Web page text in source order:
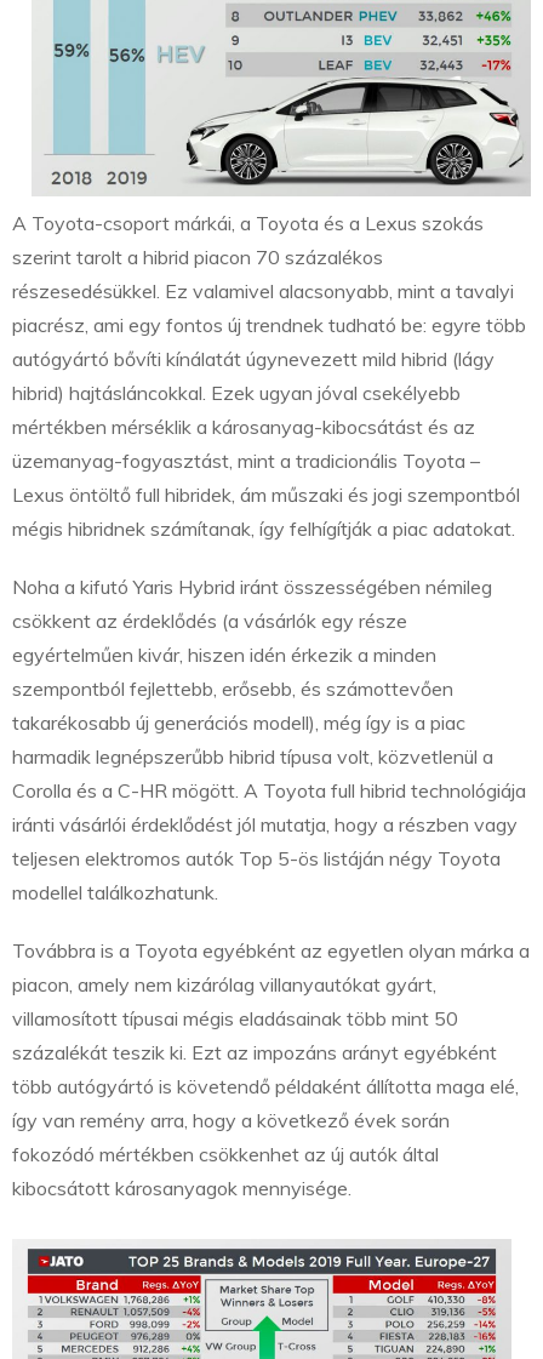
A Toyota-csoport márkái, a Toyota és a Lexus szokás
szerint tarolt a hibrid piacon 70 százalékos
részesedésükkel. Ez valamivel alacsonyabb, mint a tavalyi
piacrész, ami egy fontos új trendnek tudható be: egyre több
autógyártó bővíti kínálatát úgynevezett mild hibrid (lágy
hibrid) hajtásláncokkal. Ezek ugyan jóval csekélyebb
mértékben mérséklik a károsanyag-kibocsátást és az
üzemanyag-fogyasztást, mint a tradicionális Toyota –
Lexus öntöltő full hibridek, ám műszaki és jogi szempontból
mégis hibridnek számítanak, így felhígítják a piac adatokat.
Noha a kifutó Yaris Hybrid iránt összességében némileg
csökkent az érdeklődés (a vásárlók egy része
egyértelműen kivár, hiszen idén érkezik a minden
szempontból fejlettebb, erősebb, és számottevően
takarékosabb új generációs modell), még így is a piac
harmadik legnépszerűbb hibrid típusa volt, közvetlenül a
Corolla és a C-HR mögött. A Toyota full hibrid technológiája
iránti vásárlói érdeklődést jól mutatja, hogy a részben vagy
teljesen elektromos autók Top 5-ös listáján négy Toyota
modellel találkozhatunk.
Továbbra is a Toyota egyébként az egyetlen olyan márka a
piacon, amely nem kizárólag villanyautókat gyárt,
villamosított típusai mégis eladásainak több mint 50
százalékát teszik ki. Ezt az impozáns arányt egyébként
több autógyártó is követendő példaként állította maga elé,
így van remény arra, hogy a következő évek során
fokozódó mértékben csökkenhet az új autók által
kibocsátott károsanyagok mennyisége.